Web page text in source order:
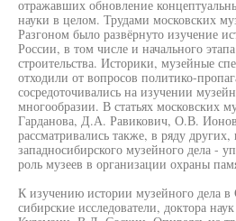
отражавших обновление
науки в целом. Трудами московских
Разгоном было развёрнуто изучение
России, в том числе и начального
строительства. Историки, музейные
отходили от вопросов политико-
сосредоточивались на изучении
многообразии. В статьях московских
Гарданова, Д.А. Равикович, О.В.
рассматривались также, в ряду
западносибирского музейного дела -
роль музеев в организации охраны
К изучению истории музейного дела
сибирские исследователи, доктора